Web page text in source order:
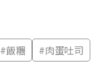
#飯糰 #肉蛋吐司